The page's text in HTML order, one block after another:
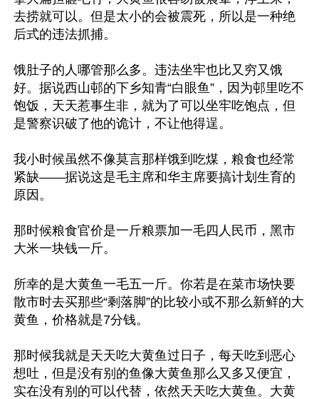
去捞就可以。但是太小的会被震死，所以是一种绝
后式的违法抓捕。
饿肚子的人哪管那么多。违法坐牢也比又穷又饿
好。据说西山邨的下乡知青“白眼鱼”，因为邨里吃不
饱饭，天天惹事生非，就为了可以坐牢吃饱点，但
是警察识破了他的诡计，不让他得逞。
我小时候虽然不像莫言那样饿到吃煤，粮食也经常
紧缺——据说这是毛主席和华主席要搞计划生育的
原因。
那时候粮食官价是一斤粮票加一毛四人民币，黑市
大米一块钱一斤。
所幸的是大黄鱼一毛五一斤。你若是在菜市场快要
散市时去买那些“剩落脚”的比较小或不那么新鲜的大
黄鱼，价格就是7分钱。
那时候我就是天天吃大黄鱼过日子，每天吃到恶心
想吐，但是没有别的鱼像大黄鱼那么又多又便宜，
实在没有别的可以代替，依然天天吃大黄鱼。大黄